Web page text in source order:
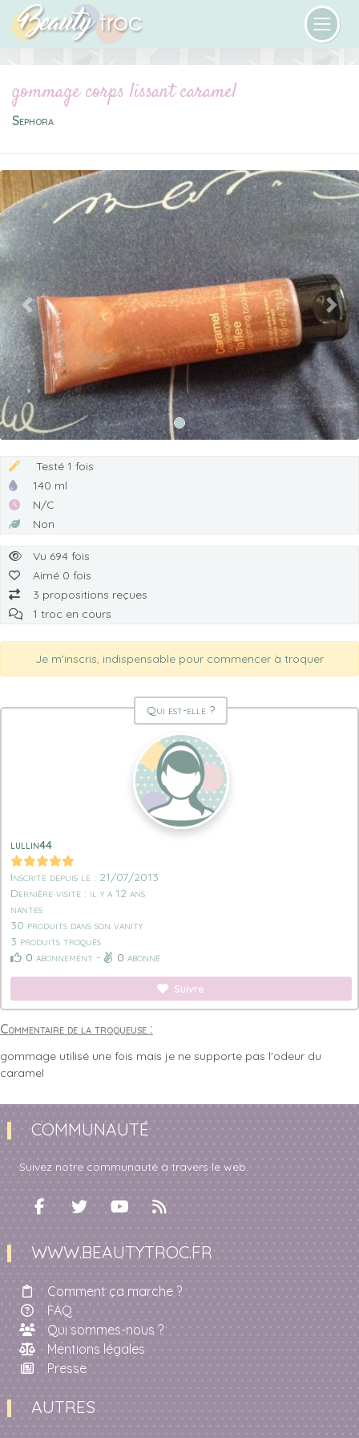
gommage corps lissant caramel
Sephora
Previous Next
Testé 1 fois
140 ml
N/C
Non
Vu 694 fois
Aimé 0 fois
3 propositions reçues
1 troc en cours
Je m'inscris, indispensable pour commencer à troquer
Qui est-elle ?
lullin44
Inscrite depuis le : 21/07/2013
Dernière visite : il y a 12 ans
nantes
30 produits dans son vanity
3 produits troqués
0 abonnement - 0 abonné
Suivre
Commentaire de la troqueuse :
gommage utilisé une fois mais je ne supporte pas l'odeur du
caramel
COMMUNAUTÉ
Suivez notre communauté à travers le web.
WWW.BEAUTYTROC.FR
Comment ça marche ?
FAQ
Qui sommes-nous ?
Mentions légales
Presse
AUTRES